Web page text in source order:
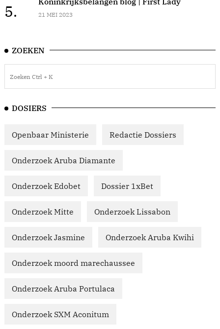
5. 21 MEI 2023
ZOEKEN
DOSIERS
Openbaar Ministerie Redactie Dossiers
Onderzoek Aruba Diamante
Onderzoek Edobet Dossier 1xBet
Onderzoek Mitte Onderzoek Lissabon
Onderzoek Jasmine Onderzoek Aruba Kwihi
Onderzoek moord marechaussee
Onderzoek Aruba Portulaca
Onderzoek SXM Aconitum